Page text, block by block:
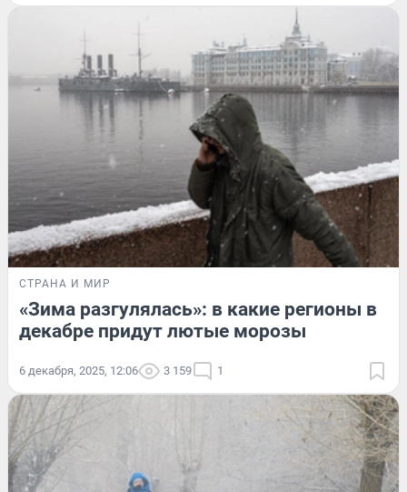
СТРАНА И МИР
«Зима разгулялась»: в какие регионы в
декабре придут лютые морозы
6 декабря, 2025, 12:06 3 159 1